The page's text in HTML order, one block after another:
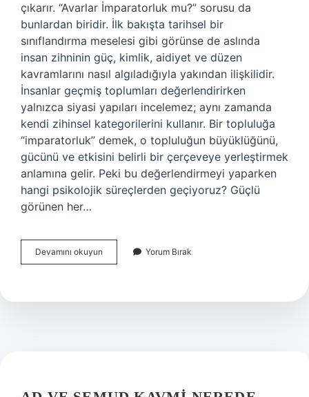
çıkarır. “Avarlar İmparatorluk mu?” sorusu da
bunlardan biridir. İlk bakışta tarihsel bir
sınıflandırma meselesi gibi görünse de aslında
insan zihninin güç, kimlik, aidiyet ve düzen
kavramlarını nasıl algıladığıyla yakından ilişkilidir.
İnsanlar geçmiş toplumları değerlendirirken
yalnızca siyasi yapıları incelemez; aynı zamanda
kendi zihinsel kategorilerini kullanır. Bir topluluğa
“imparatorluk” demek, o topluluğun büyüklüğünü,
gücünü ve etkisini belirli bir çerçeveye yerleştirmek
anlamına gelir. Peki bu değerlendirmeyi yaparken
hangi psikolojik süreçlerden geçiyoruz? Güçlü
görünen her…
Devamını okuyun
İmparatorluk
Yorum Bırak